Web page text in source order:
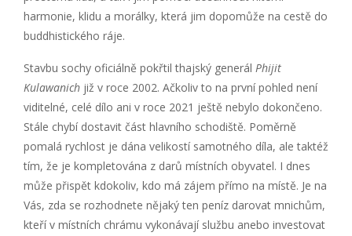
harmonie, klidu a morálky, která jim dopomůže na cestě do
buddhistického ráje.
Stavbu sochy oficiálně pokřtil thajský generál Phijit
Kulawanich již v roce 2002. Ačkoliv to na první pohled není
viditelné, celé dílo ani v roce 2021 ještě nebylo dokončeno.
Stále chybí dostavit část hlavního schodiště. Poměrně
pomalá rychlost je dána velikostí samotného díla, ale taktéž
tím, že je kompletována z darů místních obyvatel. I dnes
může přispět kdokoliv, kdo má zájem přímo na místě. Je na
Vás, zda se rozhodnete nějaký ten peníz darovat mnichům,
kteří v místních chrámu vykonávají službu anebo investovat